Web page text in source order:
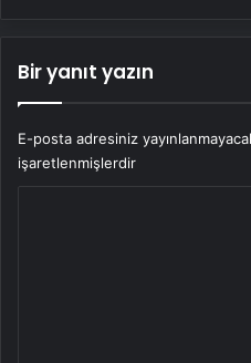
Bir yanıt yazın
E-posta adresiniz
işaretlenmişlerdir